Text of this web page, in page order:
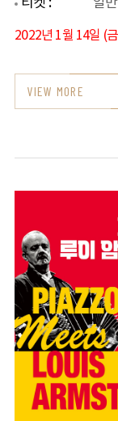
티켓 : 일
2022년 1월 14일 (
VIEW MORE